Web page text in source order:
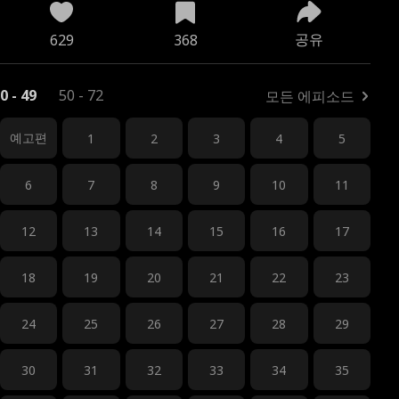
629 368 공유
0 - 49 50 - 72 모든 에피소드
예고편 1 2 3 4 5
6 7 8 9 10 11
12 13 14 15 16 17
18 19 20 21 22 23
24 25 26 27 28 29
30 31 32 33 34 35